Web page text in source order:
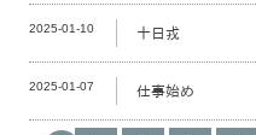
2025-01-10 十日戎
2025-01-07 仕事始め